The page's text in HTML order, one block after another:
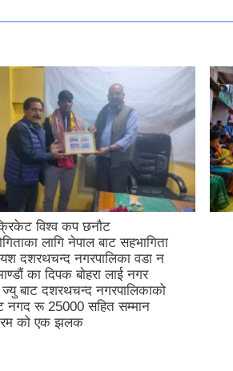
विश्व कप छनाैट
लागि नेपाल बाट सहभागिता
दशरथचन्द नगरपालिका वडा न
का दिपक बाेहरा लाई नगर
बाट दशरथचन्द नगरपालिकाको
नगद रू 25000 सहित सम्मान
को एक झलक